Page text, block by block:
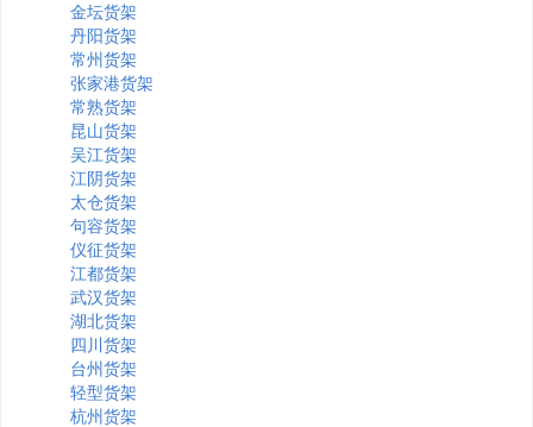
金坛货架
丹阳货架
常州货架
张家港货架
常熟货架
昆山货架
吴江货架
江阴货架
太仓货架
句容货架
仪征货架
江都货架
武汉货架
湖北货架
四川货架
台州货架
轻型货架
杭州货架